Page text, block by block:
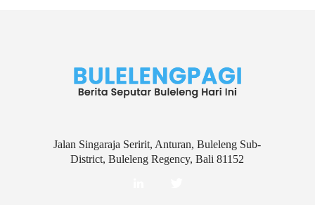
Jalan Singaraja Seririt, Anturan, Buleleng Sub-
District, Buleleng Regency, Bali 81152